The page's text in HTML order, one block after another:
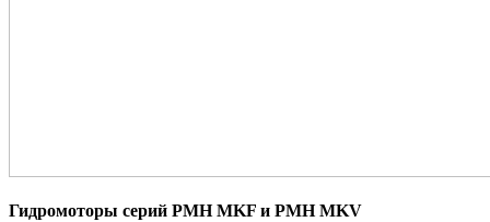
Гидромоторы серий PMH MKF и PMH MKV